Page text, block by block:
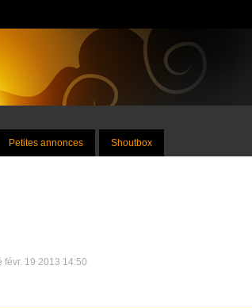
Petites annonces Shoutbox
févr. 19 2013 14:50